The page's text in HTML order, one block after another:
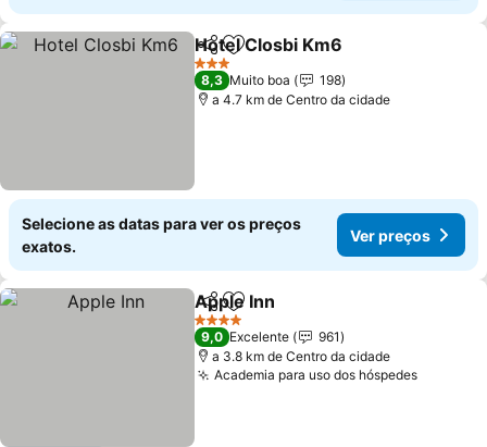
PartilharAdicionar aos favoritos
Hotel Closbi Km6
3 Estrelas
8,3 Muito boa
198
a 4.7 km de Centro da cidade
Selecione as datas para ver os preços
exatos.
Ver preços
PartilharAdicionar aos favoritos
Apple Inn
4 Estrelas
9,0 Excelente
961
a 3.8 km de Centro da cidade
Academia para uso dos hóspedesVer